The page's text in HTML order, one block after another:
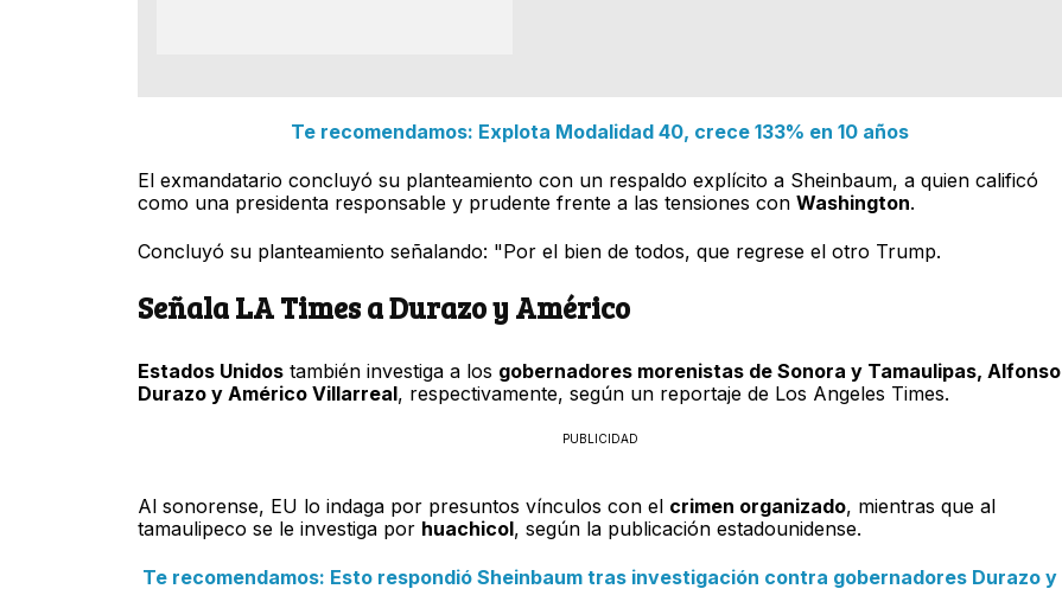
Te recomendamos: Explota Modalidad 40, crece 133% en 10 años
El exmandatario concluyó su planteamiento con un respaldo explícito a Sheinbaum, a quien calificó
como una presidenta responsable y prudente frente a las tensiones con Washington.
Concluyó su planteamiento señalando: "Por el bien de todos, que regrese el otro Trump.
Señala LA Times a Durazo y Américo
Estados Unidostambién investiga a los gobernadores morenistas de Sonora y Tamaulipas, Alfonso
Durazo y Américo Villarreal, respectivamente, según un reportaje de Los Angeles Times.
PUBLICIDAD
Al sonorense, EU lo indaga por presuntos vínculos con el crimen organizado, mientras que al
tamaulipeco se le investiga por huachicol, según la publicación estadounidense.
Te recomendamos: Esto respondió Sheinbaum tras investigación contra gobernadores Durazo y